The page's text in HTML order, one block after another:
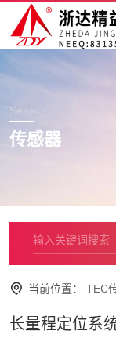
Sensor
传感器
当前位置： TEC
长量程定位系